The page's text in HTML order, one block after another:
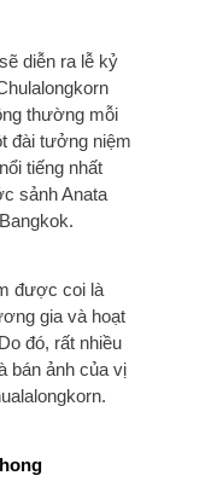
diễn ra lễ kỷ
thường mỗi
đài tưởng niệm
tiếng nhất
sảnh Anata
được coi là
gia và hoạt
đó, rất nhiều
bán ảnh của vị